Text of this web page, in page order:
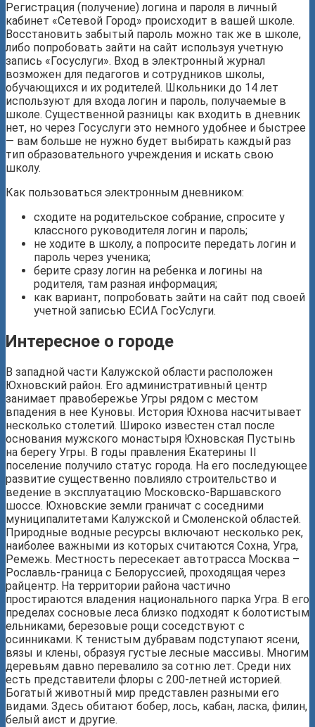
Регистрация (получение) логина и пароля в личный
кабинет «Сетевой Город» происходит в вашей школе.
Восстановить забытый пароль можно так же в школе,
либо попробовать зайти на сайт используя учетную
запись «Госуслуги». Вход в электронный журнал
возможен для педагогов и сотрудников школы,
обучающихся и их родителей. Школьники до 14 лет
используют для входа логин и пароль, получаемые в
школе. Существенной разницы как входить в дневник
нет, но через Госуслуги это немного удобнее и быстрее
— вам больше не нужно будет выбирать каждый раз
тип образовательного учреждения и искать свою
школу.
Как пользоваться электронным дневником:
сходите на родительское собрание, спросите у
классного руководителя логин и пароль;
не ходите в школу, а попросите передать логин и
пароль через ученика;
берите сразу логин на ребенка и логины на
родителя, там разная информация;
как вариант, попробовать зайти на сайт под своей
учетной записью ЕСИА ГосУслуги.
Интересное о городе
В западной части Калужской области расположен
Юхновский район. Его административный центр
занимает правобережье Угры рядом с местом
впадения в нее Куновы. История Юхнова насчитывает
несколько столетий. Широко известен стал после
основания мужского монастыря Юхновская Пустынь
на берегу Угры. В годы правления Екатерины II
поселение получило статус города. На его последующее
развитие существенно повлияло строительство и
ведение в эксплуатацию Московско-Варшавского
шоссе. Юхновские земли граничат с соседними
муниципалитетами Калужской и Смоленской областей.
Природные водные ресурсы включают несколько рек,
наиболее важными из которых считаются Сохна, Угра,
Ремежь. Местность пересекает автотрасса Москва –
Рославль-граница с Белоруссией, проходящая через
райцентр. На территории района частично
простираются владения национального парка Угра. В его
пределах сосновые леса близко подходят к болотистым
ельниками, березовые рощи соседствуют с
осинниками. К тенистым дубравам подступают ясени,
вязы и клены, образуя густые лесные массивы. Многим
деревьям давно перевалило за сотню лет. Среди них
есть представители флоры с 200-летней историей.
Богатый животный мир представлен разными его
видами. Здесь обитают бобер, лось, кабан, ласка, филин,
белый аист и другие.